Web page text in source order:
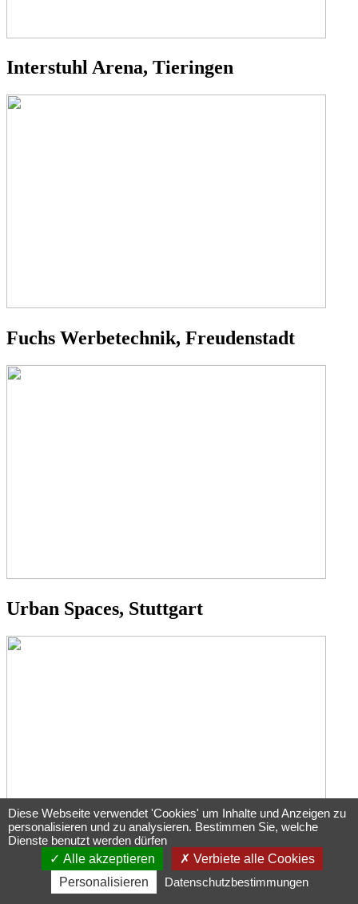
Interstuhl Arena, Tieringen
Fuchs Werbetechnik, Freudenstadt
Urban Spaces, Stuttgart
Wasserwelt Rulantika, Europapark, Rust
Diese Webseite verwendet 'Cookies' um Inhalte und Anzeigen zu
personalisieren und zu analysieren. Bestimmen Sie, welche
Dienste benutzt werden dürfen
Alle akzeptieren
Verbiete alle Cookies
Personalisieren
Datenschutzbestimmungen